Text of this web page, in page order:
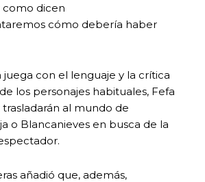
como dicen
cómo debería haber
juega con el lenguaje y la crítica
los personajes habituales, Fefa
trasladarán al mundo de
o Blancanieves en busca de la
añadió que, además,